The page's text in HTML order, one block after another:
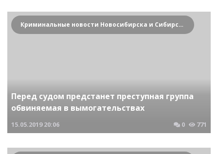
Криминальные новости Новосибирска и Сибирского региона
Перед судом предстанет преступная группа
обвиняемая в вымогательствах
15.05.2019 20:06 0 771